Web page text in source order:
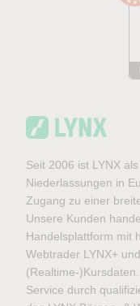
Seit 2006 ist LYNX
Niederlassungen in
Zugang zu einer
Unsere Kunden
Handelsplattform mit
Webtrader LYNX+
(Realtime-
Service durch